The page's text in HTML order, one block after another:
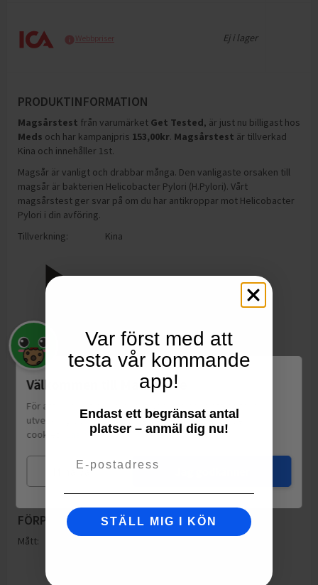
Webbpriser Ej i lager
PRODUKTINFORMATION
Magsårstest från varumärket Get Tested, är just nu billigast hos
Meds och har kampanjpris 153,00kr. Magsårstest är tillverkad
Kina och innehåller 1st.
Magsår är vanligt och drabbar många. Den vanligaste orsaken till
magsår är bakterien Helicobacter Pylori (H.Pylori). Vårt
magsårstest ger svar på om du har antikroppar mot Helicobacter
Pylori i din avföring.
Tillverkning:
Kina
FÖRPACKNING
Mått:
Välkommen till Matspar.se
För att leverera en personlig upplevelse, mäta sajtens
utveckling och ha sociala medier-koppling använder vi
cookies.
Läs mer
Mina val
Var först med att
testa vår kommande
app!
Endast ett begränsat antal
platser – anmäl dig nu!
STÄLL MIG I KÖN